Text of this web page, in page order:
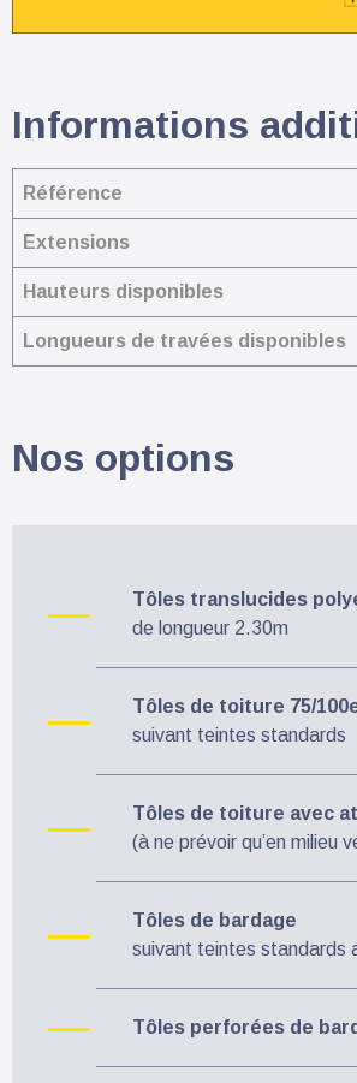
Informations
Référence
Extensions
Hauteurs disponibles
Longueurs de travées disponibles
Nos options
Tôles translucides
de longueur 2.30m
Tôles de toiture 75/
suivant teintes standards
Tôles de toiture avec
(à ne prévoir qu’en milieu
Tôles de bardage
suivant teintes standards
Tôles perforées de